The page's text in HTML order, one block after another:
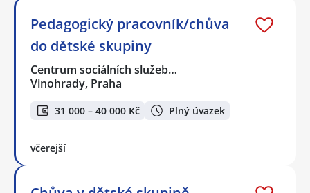
Pedagogický pracovník/chůva
do dětské skupiny
Centrum sociálních služeb…
Vinohrady, Praha
31 000 – 40 000 Kč Plný úvazek
včerejší